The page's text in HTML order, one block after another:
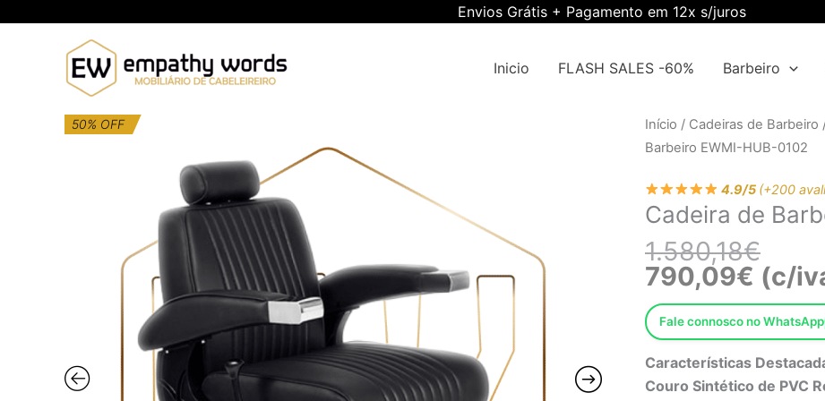
Envios Grátis + Pagamento em 12x s/juros
Inicio FLASH SALES -60% Barbeiro
50% OFF Início / Cadeiras de Barbeiro
Barbeiro EWMI-HUB-0102
4.9/5 (+200
Cadeira de
1.580,18€
O
preço
era:
O
preço
é:
790,09€ (c/
Fale connosco no WhatsApp
Características
Couro Sintético de PVC
Quantidade
de
de
Barbeiro
EWMI-
HUB-
0102